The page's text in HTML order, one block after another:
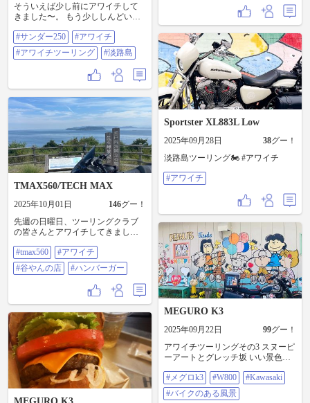
そういえば少し前にアワイチして
きました〜。 もう少ししんどいか
なく、むしろ走りやすくて良かっ
たです☺️ #サンダー250 #アワイチ #
アワイチツーリング #淡路島
#サンダー250
#アワイチ
#アワイチツーリング
#淡路島
TMAX560/TECH MAX
2025年10月01日 146グー！
先週の日曜日、ツーリングクラブ
の皆さんとアワイチしてきまし
ら、お昼は谷やんの店にてカレー
をいただきました。 玉ねぎを５日
間煮込んだカレーだそうで、 美味
しかったです😊 その後はいつもの
カントリーガーデンにて、ハンバ
ーガーをいただきました。お昼控
えめだったので、美味しくいただ
きました👍 帰りは雨の心配もあっ
て、早期解散しましたが、加古川
から実家まで、まぁまぁ濡れてし
まいました😅 それでも久しぶりに
楽しいツーリングでした。😃
#tmax560 #アワイチ #谷やんの店 #
ハンバーガー
#tmax560
#アワイチ
#谷やんの店
#ハンバーガー
Sportster XL883L Low
2025年09月28日 38グー！
淡路島ツーリング🏍️ #アワイチ
#アワイチ
MEGURO K3
2025年09月22日 99グー！
アワイチツーリングその3 スヌーピ
ーアートとグレッチ坂 いい景色👍
500KMちょい走って疲れた😵‍💫 #メ
グロK3 #W800 #Kawasaki #バイクの
ある風景 #バイクのある景色 #バイ
#メグロk3 #W800
#Kawasaki
#バイクのある風景